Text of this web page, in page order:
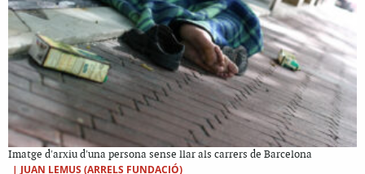
Imatge d'arxiu d'una persona sense llar als carrers de Barcelona
| JUAN LEMUS (ARRELS FUNDACIÓ)